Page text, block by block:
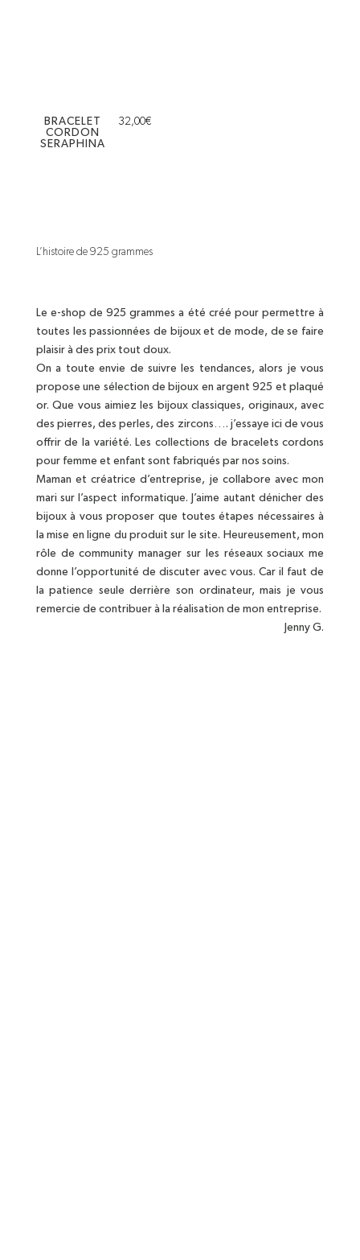
BRACELET
CORDON
SERAPHINA
32,00€
L’histoire de 925 grammes
Le e-shop de 925 grammes a été créé pour permettre à
toutes les passionnées de bijoux et de mode, de se faire
plaisir à des prix tout doux.
On a toute envie de suivre les tendances, alors je vous
propose une sélection de bijoux en argent 925 et plaqué
or. Que vous aimiez les bijoux classiques, originaux, avec
des pierres, des perles, des zircons…. j’essaye ici de vous
offrir de la variété. Les collections de bracelets cordons
pour femme et enfant sont fabriqués par nos soins.
Maman et créatrice d’entreprise, je collabore avec mon
mari sur l’aspect informatique. J’aime autant dénicher des
bijoux à vous proposer que toutes étapes nécessaires à
la mise en ligne du produit sur le site. Heureusement, mon
rôle de community manager sur les réseaux sociaux me
donne l’opportunité de discuter avec vous. Car il faut de
la patience seule derrière son ordinateur, mais je vous
remercie de contribuer à la réalisation de mon entreprise.
Jenny G.